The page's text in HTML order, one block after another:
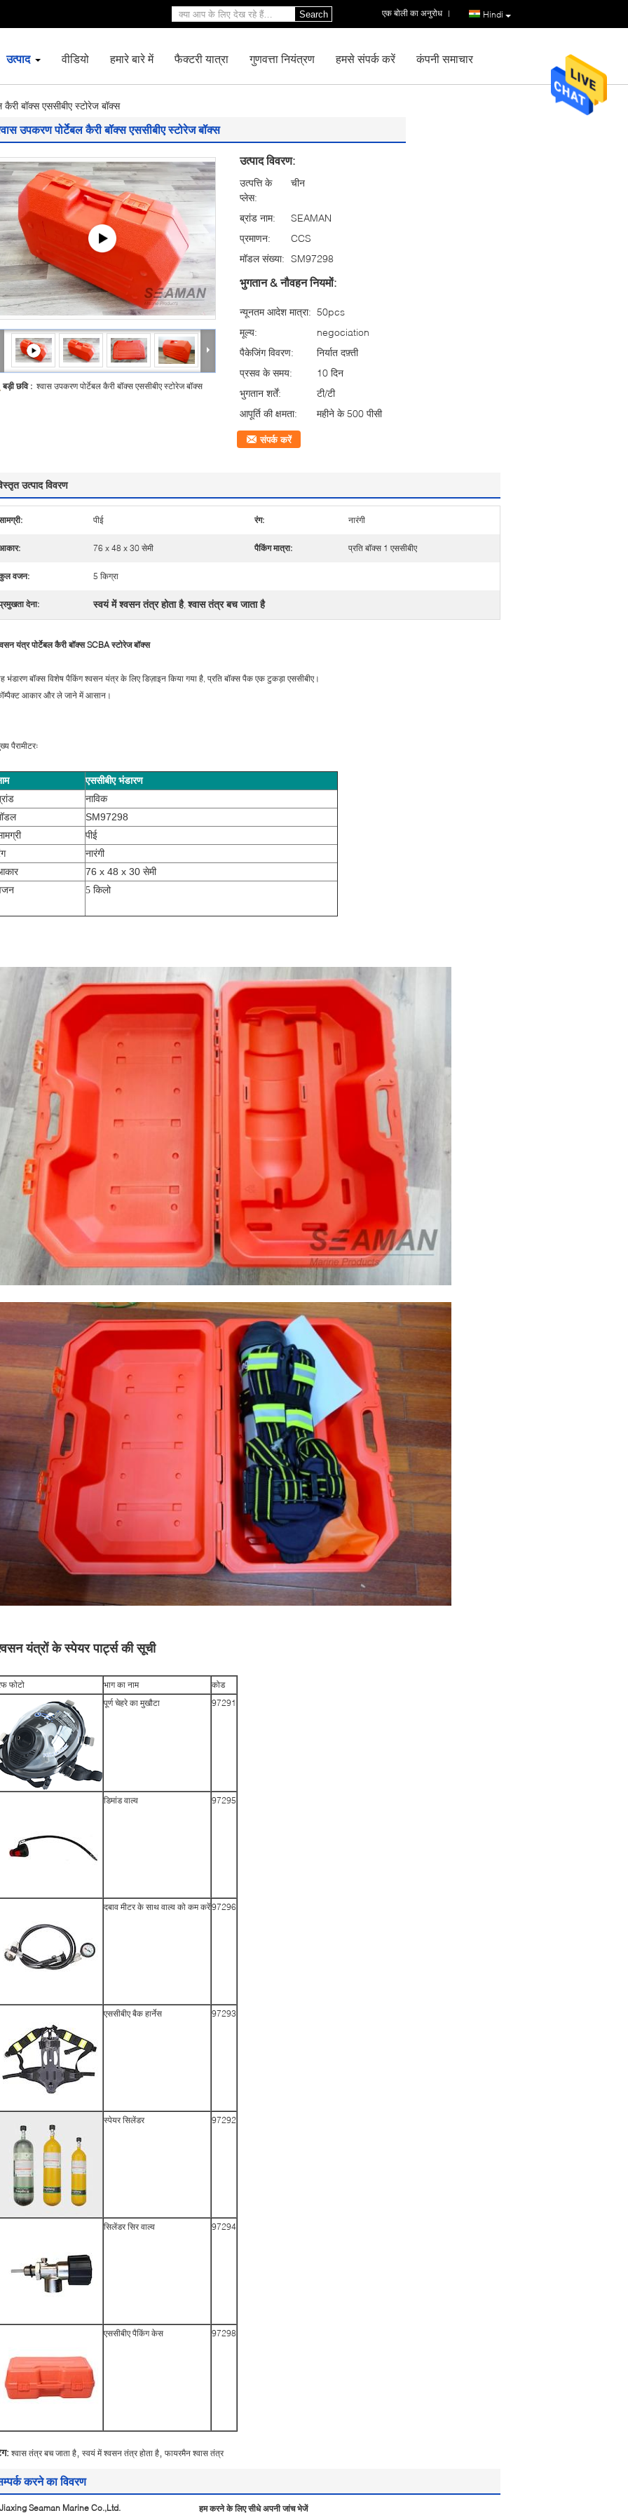
Hindi
एक बोली का अनुरोध |
Search
उत्पाद वीडियो हमारे बारे में फैक्टरी यात्रा गुणवत्ता नियंत्रण हमसे संपर्क करें कंपनी समाचार
कैरी बॉक्स एससीबीए स्टोरेज बॉक्स
उपकरण पोर्टेबल कैरी बॉक्स एससीबीए स्टोरेज बॉक्स
बड़ी छवि : श्वास उपकरण पोर्टेबल कैरी बॉक्स एससीबीए स्टोरेज बॉक्स
उत्पाद विवरण:
उत्पत्ति के
प्लेस:
चीन
ब्रांड नाम:
SEAMAN
प्रमाणन:
CCS
मॉडल संख्या: SM97298
भुगतान & नौवहन नियमों:
न्यूनतम आदेश मात्रा: 50pcs
मूल्य:
negociation
पैकेजिंग विवरण:
निर्यात दफ़्ती
प्रसव के समय:
10 दिन
भुगतान शर्तें:
टी/टी
आपूर्ति की क्षमता:
महीने के 500 पीसी
संपर्क करें
उत्पाद विवरण
पीई रंग: नारंगी
76 x 48 x 30 सेमी पैकिंग मात्रा: प्रति बॉक्स 1 एससीबीए
वजन: 5 किग्रा
देना: स्वयं में श्वसन तंत्र होता है,श्वास तंत्र बच जाता है
यंत्र पोर्टेबल कैरी बॉक्स SCBA स्टोरेज बॉक्स
भंडारण बॉक्स विशेष पैकिंग श्वसन यंत्र के लिए डिज़ाइन किया गया है, प्रति बॉक्स पैक एक टुकड़ा एससीबीए।
आकार और ले जाने में आसान।
पैरामीटरः
एससीबीए भंडारण
नाविक
SM97298
पीई
नारंगी
76 x 48 x 30 सेमी
5 किलो
यंत्रों के स्पेयर पार्ट्स की सूची
फोटो भाग का नाम
कोड
पूर्ण चेहरे का मुखौटा
97291
डिमांड वाल्व 97295
दबाव मीटर के साथ वाल्व को कम करें97296
एससीबीए बैक हार्नेस 97293
स्पेयर सिलेंडर 97292
सिलेंडर सिर वाल्व 97294
एससीबीए पैकिंग केस 97298
श्वास तंत्र बच जाता है स्वयं में श्वसन तंत्र होता है फायरमैन श्वास तंत्र
करने का विवरण
Jiaxing Seaman Marine Co.,Ltd. हम करने के लिए सीधे अपनी जांच भेजें